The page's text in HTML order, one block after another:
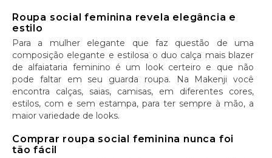
Roupa social feminina revela elegância e
estilo
Para a mulher elegante que faz questão de uma
composição elegante e estilosa o duo calça mais blazer
de alfaiataria feminino é um look certeiro e que não
pode faltar em seu guarda roupa. Na Makenji você
encontra calças, saias, camisas, em diferentes cores,
estilos, com e sem estampa, para ter sempre à mão, a
maior variedade de looks.
Comprar roupa social feminina nunca foi
tão fácil